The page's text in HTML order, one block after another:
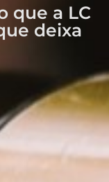
que a LC
deixa